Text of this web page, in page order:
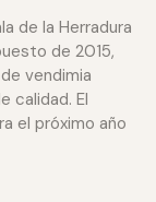
de la Herradura
de 2015,
vendimia
calidad. El
el próximo año